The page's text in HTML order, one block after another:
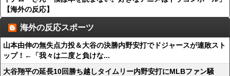
【海外の反応】
海外の反応スポーツ
山本由伸の無失点力投＆大谷の決勝内野安打でドジャースが連敗スト
ップ！←「我々は二度と負けな...
大谷翔平の延長10回勝ち越しタイムリー内野安打にMLBファン騒